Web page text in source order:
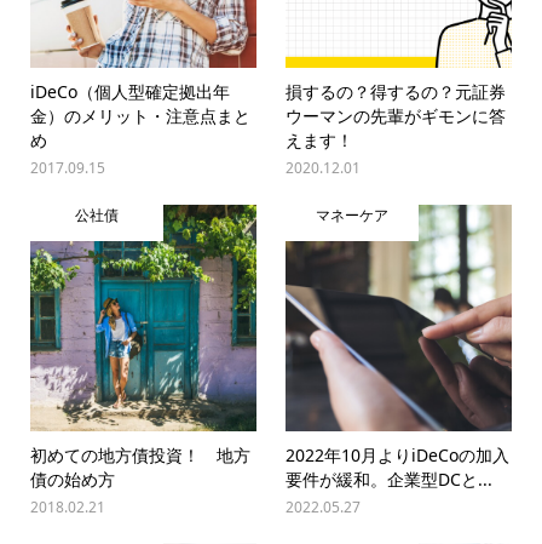
iDeCo（個人型確定拠出年
金）のメリット・注意点まと
め
2017.09.15
損するの？得するの？元証券
ウーマンの先輩がギモンに答
えます！
2020.12.01
公社債
初めての地方債投資！ 地方
債の始め方
2018.02.21
マネーケア
2022年10月よりiDeCoの加入
要件が緩和。企業型DCと...
2022.05.27